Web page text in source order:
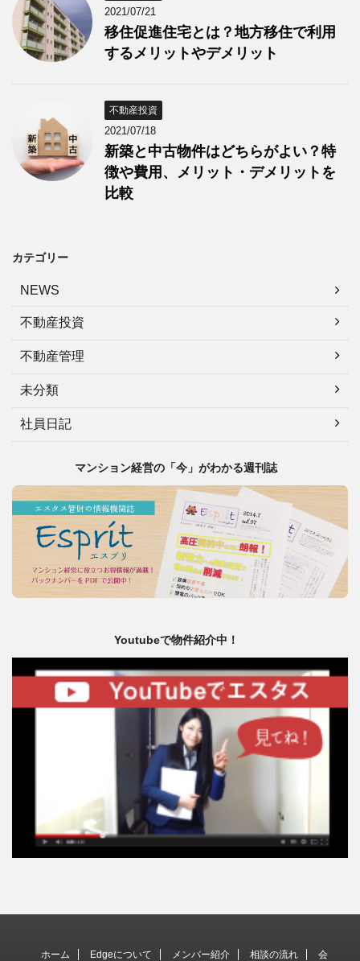
2021/07/21
移住促進住宅とは？地方移住で利用
するメリットやデメリット
不動産投資
2021/07/18
新築と中古物件はどちらがよい？特
徴や費用、メリット・デメリットを
比較
カテゴリー
NEWS
不動産投資
不動産管理
未分類
社員日記
マンション経営の「今」がわかる週刊誌
Youtubeで物件紹介中！
ホーム Edgeについて メンバー紹介 相談の流れ 会